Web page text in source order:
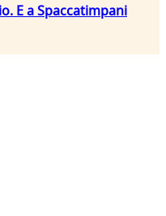
E a Spaccatimpani